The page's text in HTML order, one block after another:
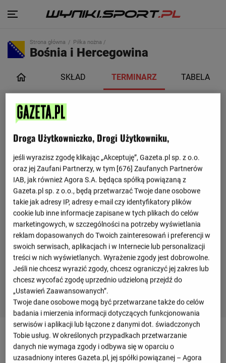
Strona główna Piłka nożna /
Bośnia i Hercegowina
SKŁAD TERMINARZ TABELA
Terminarz drużyny
Droga Użytkowniczko, Drogi Użytkowniku,
jeśli wyrazisz zgodę klikając „Akceptuję”, Gazeta.pl sp. z o.o.
oraz jej Zaufani Partnerzy, w tym [676] Zaufanych Partnerów
IAB, jak również Agora S.A. będąca spółką powiązaną z
Gazeta.pl sp. z o.o., będą przetwarzać Twoje dane osobowe
takie jak adresy IP, adresy e-mail czy identyfikatory plików
cookie lub inne informacje zapisane w tych plikach do celów
marketingowych, w szczególności na potrzeby wyświetlania
reklam dopasowanych do Twoich zainteresowań i preferencji w
swoich serwisach, aplikacjach i w Internecie lub personalizacji
treści w nich wyświetlanych. Wyrażenie zgody jest dobrowolne.
Jeśli nie chcesz wyrazić zgody, chcesz ograniczyć jej zakres lub
chcesz wycofać zgodę uprzednio udzieloną przejdź do
„Ustawień Zaawansowanych”.
Twoje dane osobowe mogą być przetwarzane także do celów
badania i mierzenia informacji dotyczących funkcjonowania
serwisów i aplikacji lub łączone z danymi dot. świadczonych
Tobie usług. W określonych przypadkach przetwarzanie
danych nie wymaga zgody i odbywa się w oparciu o
uzasadniony interes Gazeta.pl, jej spółki powiązanej – Agora